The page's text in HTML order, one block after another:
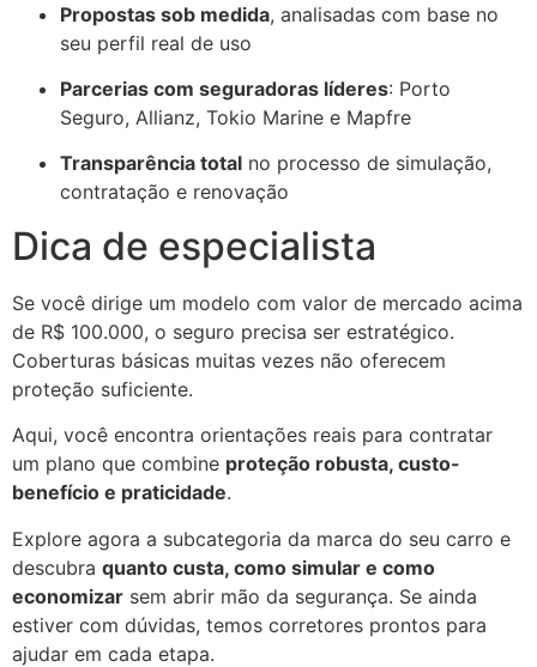
Propostas sob medida, analisadas com base no
seu perfil real de uso
Parcerias com seguradoras líderes: Porto
Seguro, Allianz, Tokio Marine e Mapfre
Transparência total no processo de simulação,
contratação e renovação
Dica de especialista
Se você dirige um modelo com valor de mercado acima
de R$ 100.000, o seguro precisa ser estratégico.
Coberturas básicas muitas vezes não oferecem
proteção suficiente.
Aqui, você encontra orientações reais para contratar
um plano que combine proteção robusta, custo-
benefício e praticidade.
Explore agora a subcategoria da marca do seu carro e
descubra quanto custa, como simular e como
economizar sem abrir mão da segurança. Se ainda
estiver com dúvidas, temos corretores prontos para
ajudar em cada etapa.